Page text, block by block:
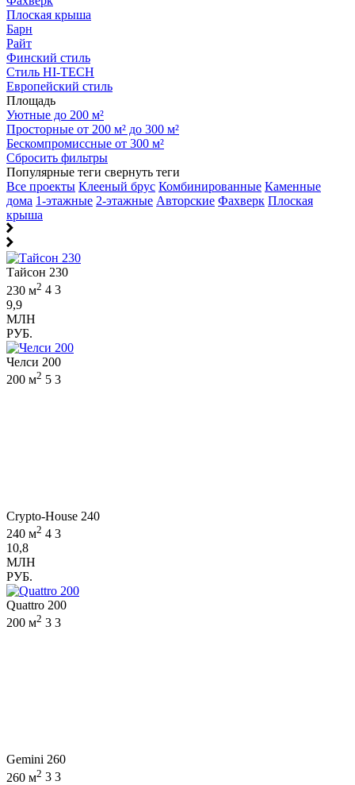
Плоская крыша
Барн
Райт
Финский стиль
Стиль HI-TECH
Европейский стиль
Площадь
Уютные до 200 м²
Просторные от 200 м² до 300 м²
Бескомпромиссные от 300 м²
Сбросить фильтры
Популярные теги свернуть теги
Все проекты Клееный брус Комбинированные Каменные
дома 1-этажные 2-этажные Авторские Фахверк Плоская
крыша
Тайсон 230
230 м2 4 3
9,9
МЛН
РУБ.
Челси 200
200 м2 5 3
Crypto-House 240
240 м2 4 3
10,8
МЛН
РУБ.
Quattro 200
200 м2 3 3
Gemini 260
260 м2 3 3